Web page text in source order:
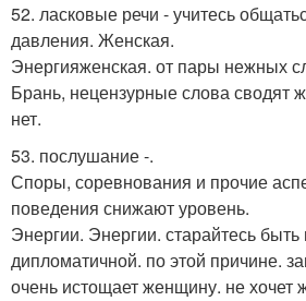
52. ласковые речи - учитесь
давления. Женская.
Энергияженская. от пары нежных
Брань, нецензурные слова сводят
нет.
53. послушание -.
Споры, соревнования и прочие
поведения снижают уровень.
Энергии. Энергии. старайтесь быть
дипломатичной. по этой причине.
очень истощает женщину. не хочет